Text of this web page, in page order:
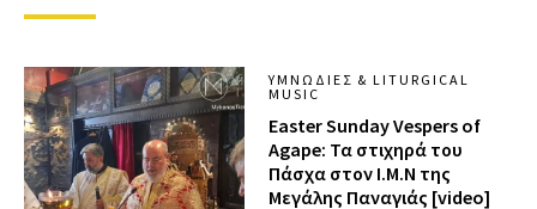
ΥΜΝΩΔΊΕΣ & LITURGICAL
MUSIC
Easter Sunday Vespers of
Agape: Τα στιχηρά του
Πάσχα στον Ι.Μ.Ν της
Μεγάλης Παναγιάς [video]